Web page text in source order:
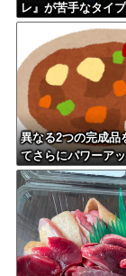
レ』が苦手なタイ
←お世話してあげ
量沸きしてしまう
w w w
異なる2つの完成品
てさらにパワーア
「カツカレー」以